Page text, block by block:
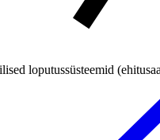
loputussüsteemid